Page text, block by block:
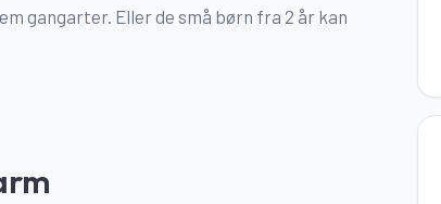
gangarter. Eller de små børn fra 2 år kan